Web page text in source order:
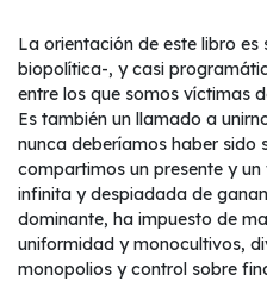
La orientación de este libro
biopolítica-, y casi
entre los que somos víctimas
Es también un llamado a
nunca deberíamos haber sido
compartimos un presente y
infinita y despiadada de
dominante, ha impuesto de
uniformidad y monocultivos,
monopolios y control sobre